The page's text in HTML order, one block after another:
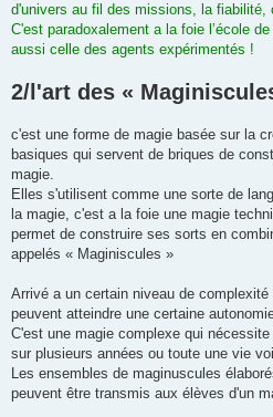
d'univers au fil des missions, la fiabilité,
C'est paradoxalement a la foie l’école
aussi celle des agents expérimentés !
2/l'art des «
c'est une forme de magie basée sur la
basiques qui servent de briques de
magie.
Elles s'utilisent comme une sorte de
la magie, c'est a la foie une magie
permet de construire ses sorts en
appelés « Maginiscules »
Arrivé a un certain niveau de
peuvent atteindre une certaine
C'est une magie complexe qui
sur plusieurs années ou toute une vie
Les ensembles de maginuscules
peuvent être transmis aux élèves d'un